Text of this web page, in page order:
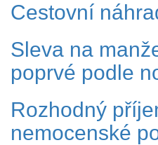
Cestovní
Sleva na
poprvé podle
Rozhodný
nemocenské